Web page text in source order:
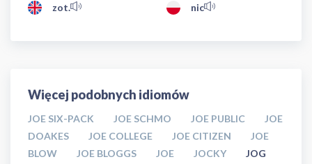
zot. nic
Więcej podobnych idiomów
JOE SIX-PACK JOE SCHMO JOE PUBLIC
JOE
DOAKES
JOE COLLEGE JOE CITIZEN
JOE
BLOW
JOE BLOGGS JOE JOCKY
JOG